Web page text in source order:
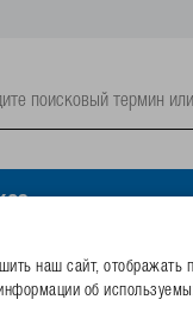
наш сайт, отображать
об